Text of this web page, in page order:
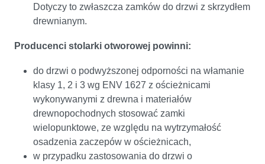
Dotyczy to zwłaszcza zamków do drzwi z skrzydłem
drewnianym.
Producenci stolarki otworowej powinni:
do drzwi o podwyższonej odporności na włamanie
klasy 1, 2 i 3 wg ENV 1627 z ościeżnicami
wykonywanymi z drewna i materiałów
drewnopochodnych stosować zamki
wielopunktowe, ze względu na wytrzymałość
osadzenia zaczepów w ościeżnicach,
w przypadku zastosowania do drzwi o